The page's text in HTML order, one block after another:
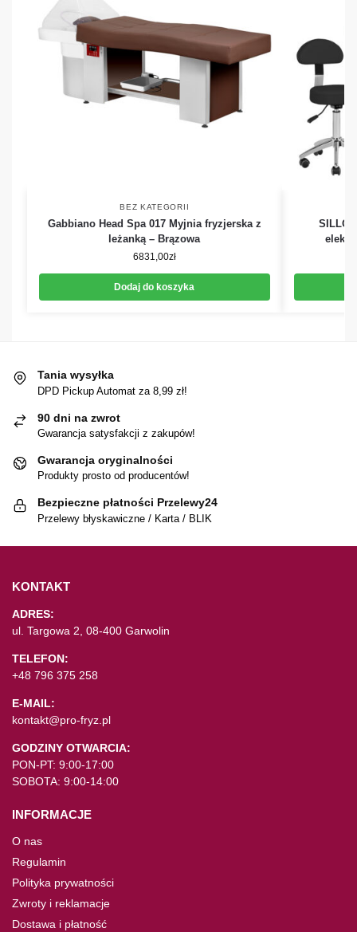
BEZ KATEGORII
Gabbiano Head Spa 017 Myjnia fryzjerska z
leżanką – Brązowa
6831,00zł
Dodaj do koszyka
Tania wysyłka
DPD Pickup Automat za 8,99 zł!
90 dni na zwrot
Gwarancja satysfakcji z zakupów!
Gwarancja oryginalności
Produkty prosto od producentów!
Bezpieczne płatności Przelewy24
Przelewy błyskawiczne / Karta / BLIK
KONTAKT
ADRES:
ul. Targowa 2, 08-400 Garwolin
TELEFON:
+48 796 375 258
E-MAIL:
kontakt@pro-fryz.pl
GODZINY OTWARCIA:
PON-PT: 9:00-17:00
SOBOTA: 9:00-14:00
INFORMACJE
O nas
Regulamin
Polityka prywatności
Zwroty i reklamacje
Dostawa i płatność